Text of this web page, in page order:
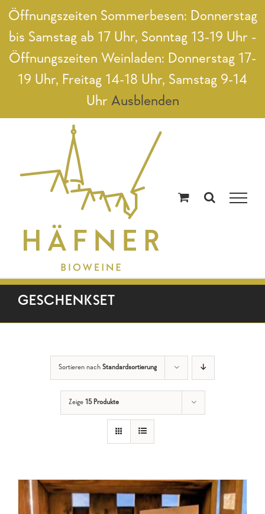
Zum
springen
GESCHENKSET
Sortieren nach Standardsortierung
Zeige 15 Produkte
Öffnungszeiten Sommerbesen: Donnerstag
bis Samstag ab 17 Uhr, Sonntag 13-19 Uhr -
Öffnungszeiten Weinladen: Donnerstag 17-
19 Uhr, Freitag 14-18 Uhr, Samstag 9-14
Uhr Ausblenden